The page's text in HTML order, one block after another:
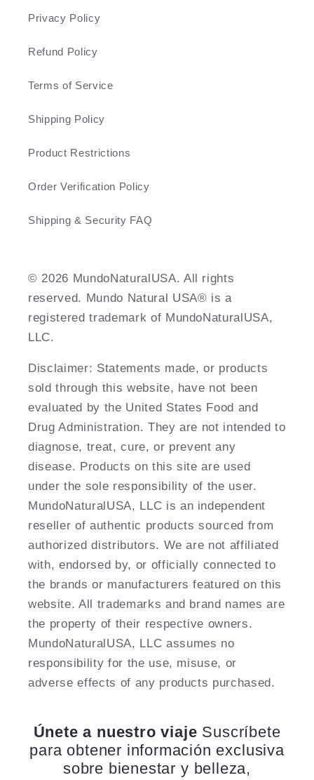
Privacy Policy
Refund Policy
Terms of Service
Shipping Policy
Product Restrictions
Order Verification Policy
Shipping & Security FAQ
©️ 2026 MundoNaturalUSA. All rights
reserved. Mundo Natural USA® is a
registered trademark of MundoNaturalUSA,
LLC.
Disclaimer: Statements made, or products
sold through this website, have not been
evaluated by the United States Food and
Drug Administration. They are not intended to
diagnose, treat, cure, or prevent any
disease. Products on this site are used
under the sole responsibility of the user.
MundoNaturalUSA, LLC is an independent
reseller of authentic products sourced from
authorized distributors. We are not affiliated
with, endorsed by, or officially connected to
the brands or manufacturers featured on this
website. All trademarks and brand names are
the property of their respective owners.
MundoNaturalUSA, LLC assumes no
responsibility for the use, misuse, or
adverse effects of any products purchased.
Únete a nuestro viaje Suscríbete
para obtener información exclusiva
sobre bienestar y belleza,